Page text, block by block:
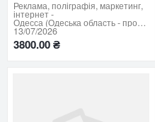
Реклама, поліграфія, маркетинг,
інтернет-
Одесса (Одеська область - продати купити)
13/07/2026
3800.00 ₴